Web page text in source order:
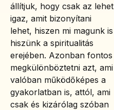
állítjuk, hogy csak az lehet
igaz, amit bizonyítani
lehet, hiszen mi magunk is
hiszünk a spiritualitás
erejében. Azonban fontos
megkülönböztetni azt, ami
valóban működőképes a
gyakorlatban is, attól, ami
csak és kizárólag szóban